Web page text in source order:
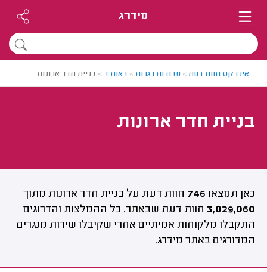
מידרג
אינדקס חוות דעת> עבודות נגרות> באות ב> בניית חדר ארונות
בניית חדר ארונות
כאן תמצאו 746 חוות דעת על בניית חדר ארונות מתוך
3,029,060 חוות דעת שבאתר. כל ההמלצות והדרוגים
התקבלו מלקוחות אמיתיים אחרי שקיבלו שירות מנגרים
המדורגים באתר מידרג.